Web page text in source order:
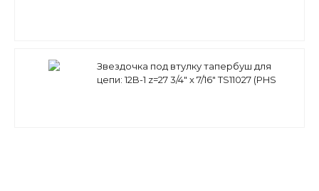
Звездочка под втулку тапербуш для
цепи: 12B-1 z=27 3/4" x 7/16" TS11027 (PHS